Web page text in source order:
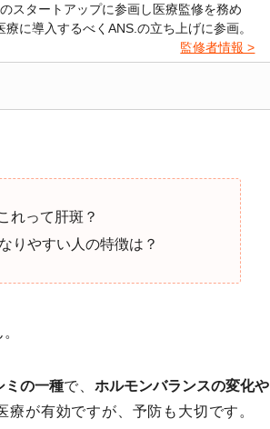
スタートアップに参画し医療監修を務め
に導入するべくANS.の立ち上げに参画。
監修者情報 >
れって肝斑？
りやすい人の特徴は？
ミの一種で、ホルモンバランスの変化や
が有効ですが、予防も大切です。